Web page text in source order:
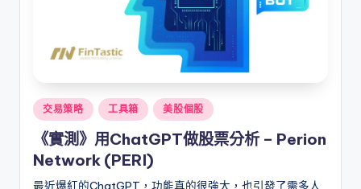
Posted
in
交易策略 工具箱 美股個股
《實測》用ChatGPT做股票分析 – Perion
Network (PERI)
最近爆紅的ChatGPT，功能真的很強大，也引發了需多人